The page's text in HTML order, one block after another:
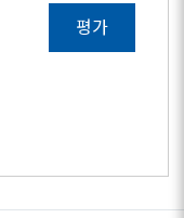
평가